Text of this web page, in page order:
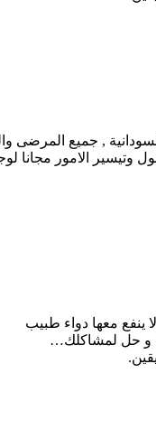
, جميع المرضى
الامور مجانا
ينفع معها دواء طبيب
و حل لمشاكلك…